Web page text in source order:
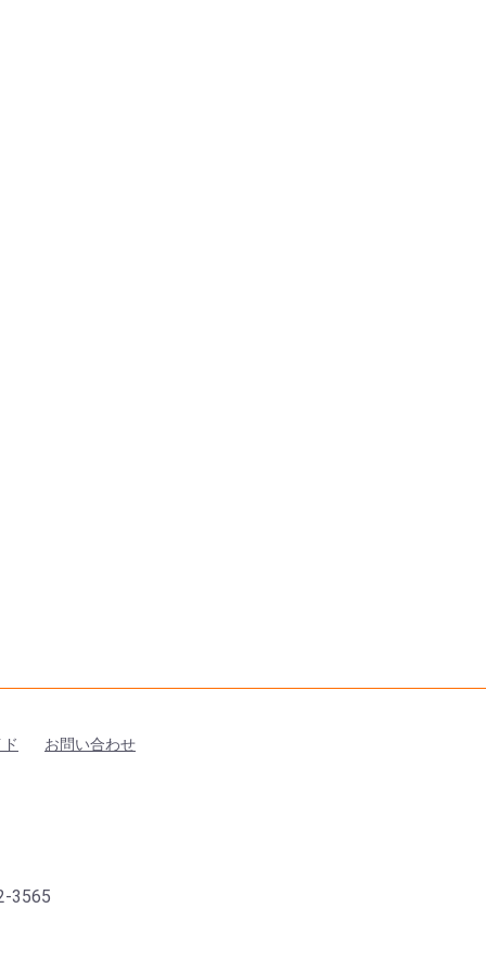
お問い合わせ
3565